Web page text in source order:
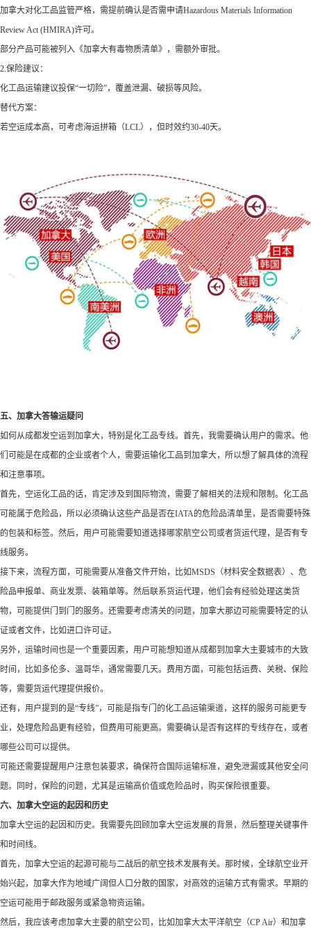
加拿大对化工品监管严格，需提前确认是否需申请Hazardous Materials Information
Review Act (HMIRA)许可。
部分产品可能被列入《加拿大有毒物质清单》，需额外审批。
2.保险建议：
化工品运输建议投保“一切险”，覆盖泄漏、破损等风险。
替代方案：
若空运成本高，可考虑海运拼箱（LCL），但时效约30-40天。
五、加拿大答输运疑问
如何从成都发空运到加拿大，特别是化工品专线。首先，我需要确认用户的需求。他
们可能是在成都的企业或者个人，需要运输化工品到加拿大，所以想了解具体的流程
和注意事项。
首先，空运化工品的话，肯定涉及到国际物流，需要了解相关的法规和限制。化工品
可能属于危险品，所以必须确认这些产品是否在IATA的危险品清单里，是否需要特殊
的包装和标签。然后，用户可能需要知道选择哪家航空公司或者货运代理，是否有专
线服务。
接下来，流程方面，可能需要从准备文件开始，比如MSDS（材料安全数据表）、危
险品申报单、商业发票、装箱单等。然后联系货运代理，他们会有经验处理这类货
物，可能提供门到门的服务。还需要考虑清关的问题，加拿大那边可能需要特定的认
证或者文件，比如进口许可证。
另外，运输时间也是一个重要因素，用户可能想知道从成都到加拿大主要城市的大致
时间，比如多伦多、温哥华，通常需要几天。费用方面，可能包括运费、关税、保险
等，需要货运代理提供报价。
还有，用户提到的是“专线”，可能是指专门的化工品运输渠道，这样的服务可能更专
业，处理危险品更有经验，但费用可能更高。需要确认是否有这样的专线存在，或者
哪些公司可以提供。
可能还需要提醒用户注意包装要求，确保符合国际运输标准，避免泄漏或其他安全问
题。同时，保险的问题，尤其是运输高价值或危险品时，购买保险很重要。
六、加拿大空运的起因和历史
加拿大空运的起因和历史。我需要先回顾加拿大空运发展的背景，然后整理关键事件
和时间线。
首先，加拿大空运的起源可能与二战后的航空技术发展有关。那时候，全球航空业开
始兴起，加拿大作为地域广阔但人口分散的国家，对高效的运输方式有需求。早期的
空运可能用于邮政服务或紧急物资运输。
然后，我应该考虑加拿大主要的航空公司，比如加拿大太平洋航空（CP Air）和加拿